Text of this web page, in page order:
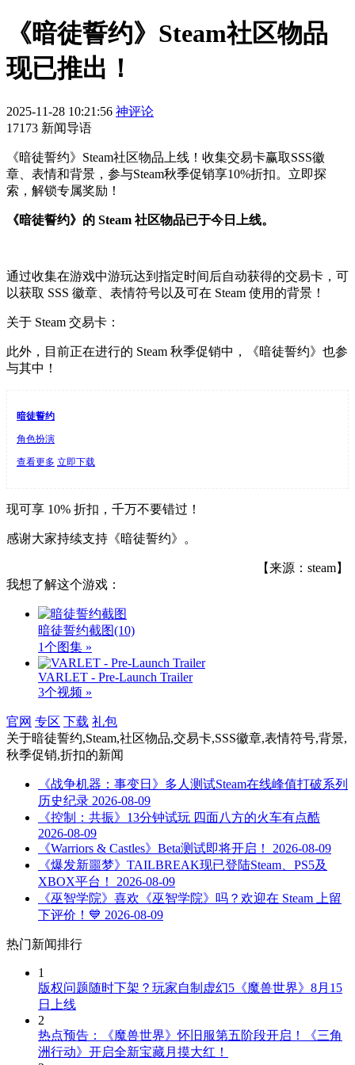
《暗徒誓约》Steam社区物品
现已推出！
2025-11-28 10:21:56 神评论
17173 新闻导语
《暗徒誓约》Steam社区物品上线！收集交易卡赢取SSS徽
章、表情和背景，参与Steam秋季促销享10%折扣。立即探
索，解锁专属奖励！
《暗徒誓约》的 Steam 社区物品已于今日上线。
通过收集在游戏中游玩达到指定时间后自动获得的交易卡，可
以获取 SSS 徽章、表情符号以及可在 Steam 使用的背景！
关于 Steam 交易卡：
此外，目前正在进行的 Steam 秋季促销中，《暗徒誓约》也参
与其中！
暗徒誓约
角色扮演
查看更多 立即下载
现可享 10% 折扣，千万不要错过！
感谢大家持续支持《暗徒誓约》。
【来源：steam】
我想了解这个游戏：
暗徒誓约截图(10)
1个图集 »
VARLET - Pre-Launch Trailer
3个视频 »
官网 专区 下载 礼包
关于暗徒誓约,Steam,社区物品,交易卡,SSS徽章,表情符号,背景,
秋季促销,折扣的新闻
《战争机器：事变日》多人测试Steam在线峰值打破系列
历史纪录 2026-08-09
《控制：共振》13分钟试玩 四面八方的火车有点酷
2026-08-09
《Warriors & Castles》Beta测试即将开启！
2026-08-09
《爆发新噩梦》TAILBREAK现已登陆Steam、PS5及
XBOX平台！
2026-08-09
《巫智学院》喜欢《巫智学院》吗？欢迎在 Steam 上留
下评价！💙 2026-08-09
热门新闻排行
1
版权问题随时下架？玩家自制虚幻5《魔兽世界》8月15
日上线
2
热点预告：《魔兽世界》怀旧服第五阶段开启！《三角
洲行动》开启全新宝藏月摸大红！